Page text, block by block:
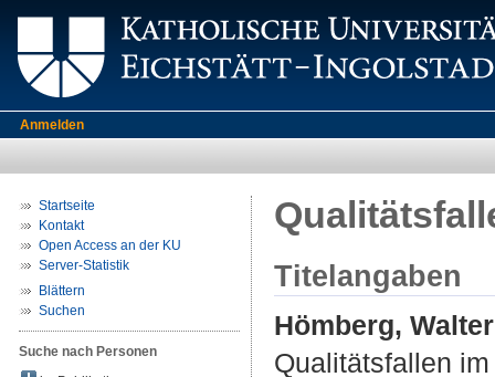
Anmelden
Startseite
Kontakt
Open Access an der KU
Server-Statistik
Blättern
Suchen
Suche nach Personen
Titelangaben
Hömberg, Walter
Qualitätsfallen